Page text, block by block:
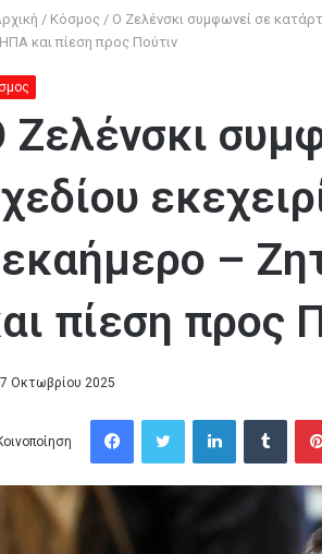
/ Κόσμος / Ο Ζελένσκι συμφωνεί σε
και πίεση προς Πούτιν
Ζελένσκι
–
πίεση προς
Οκτωβρίου 2025